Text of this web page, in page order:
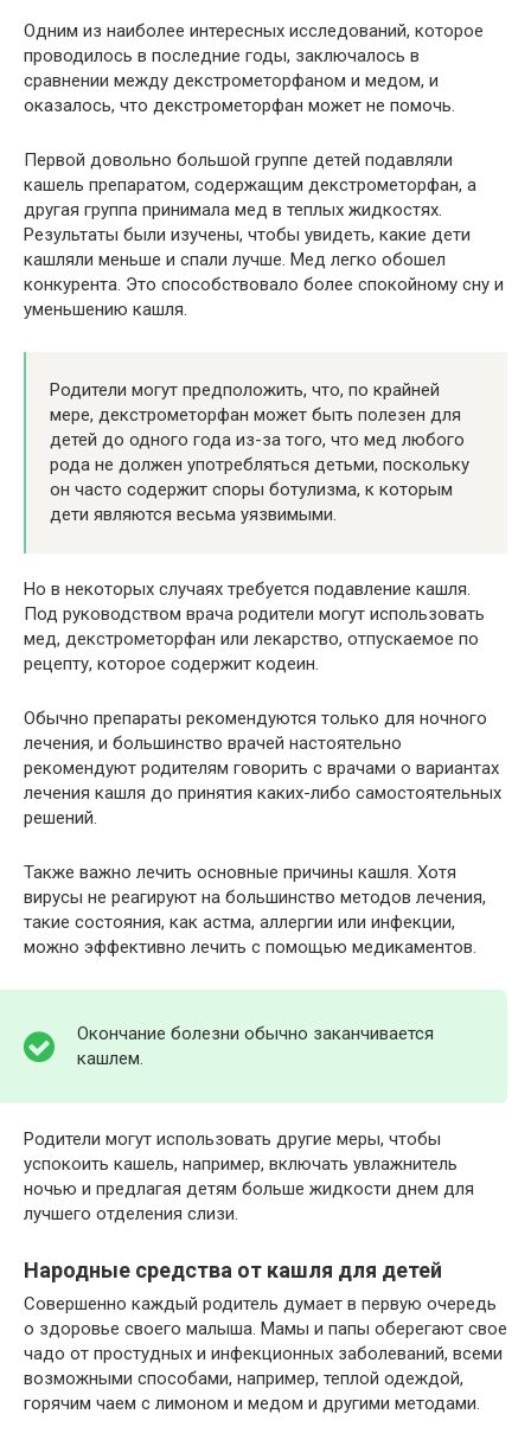
Одним из наиболее интересных исследований, которое
проводилось в последние годы, заключалось в
сравнении между декстрометорфаном и медом, и
оказалось, что декстрометорфан может не помочь.
Первой довольно большой группе детей подавляли
кашель препаратом, содержащим декстрометорфан, а
другая группа принимала мед в теплых жидкостях.
Результаты были изучены, чтобы увидеть, какие дети
кашляли меньше и спали лучше. Мед легко обошел
конкурента. Это способствовало более спокойному сну и
уменьшению кашля.
Родители могут предположить, что, по крайней
мере, декстрометорфан может быть полезен для
детей до одного года из-за того, что мед любого
рода не должен употребляться детьми, поскольку
он часто содержит споры ботулизма, к которым
дети являются весьма уязвимыми.
Но в некоторых случаях требуется подавление кашля.
Под руководством врача родители могут использовать
мед, декстрометорфан или лекарство, отпускаемое по
рецепту, которое содержит кодеин.
Обычно препараты рекомендуются только для ночного
лечения, и большинство врачей настоятельно
рекомендуют родителям говорить с врачами о вариантах
лечения кашля до принятия каких-либо самостоятельных
решений.
Также важно лечить основные причины кашля. Хотя
вирусы не реагируют на большинство методов лечения,
такие состояния, как астма, аллергии или инфекции,
можно эффективно лечить с помощью медикаментов.
Окончание болезни обычно заканчивается
кашлем.
Родители могут использовать другие меры, чтобы
успокоить кашель, например, включать увлажнитель
ночью и предлагая детям больше жидкости днем для
лучшего отделения слизи.
Народные средства от кашля для детей
Совершенно каждый родитель думает в первую очередь
о здоровье своего малыша. Мамы и папы оберегают свое
чадо от простудных и инфекционных заболеваний, всеми
возможными способами, например, теплой одеждой,
горячим чаем с лимоном и медом и другими методами.